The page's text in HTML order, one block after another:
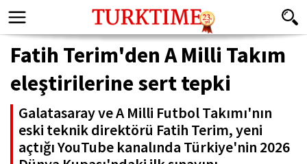
Fatih Terim'den A Milli Takım
eleştirilerine sert tepki
Galatasaray ve A Milli Futbol Takımı'nın
eski teknik direktörü Fatih Terim, yeni
açtığı YouTube kanalında Türkiye'nin 2026